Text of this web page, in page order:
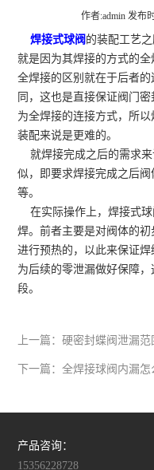
作者:admin 发布
焊接式球阀 的装配工艺
就是因为其焊接的方式的
全焊接的区别就在于后者
同，这也是直接保证阀门
为全焊接的连接方式，所以
装配来说是更难的。
就焊接完成之后的需求来
似，即要求焊接完成之后
等。
在实际操作上，焊接式球
焊。前者主要是对阀体的
进行预热的，以此来保证
为后续的零泄漏做好保障
段。
上一篇：硬密封蝶阀泄漏范
下一篇：全焊接球阀内漏怎
产品咨询：
15356228728